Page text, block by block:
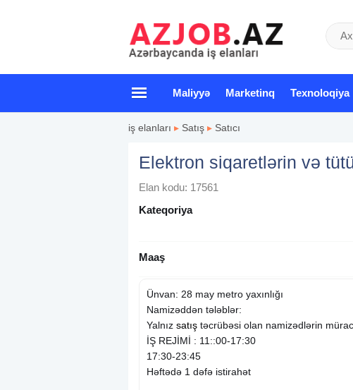
Maliyyə Marketinq Texnoloqiya
iş elanları ▸ Satış ▸ Satıcı
Elektron siqaretlərin və
Elan kodu: 17561
Kateqoriya
Maaş
Ünvan: 28 may metro yaxınlığı
Namizəddən tələblər:
Yalnız satış təcrübəsi olan namizədlərin
İŞ REJİMİ : 11::00-17:30
17:30-23:45
Həftədə 1 dəfə istirahət